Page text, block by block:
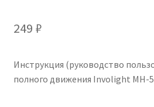
249 ₽
Инструкция (руководство
полного движения Involight MH-